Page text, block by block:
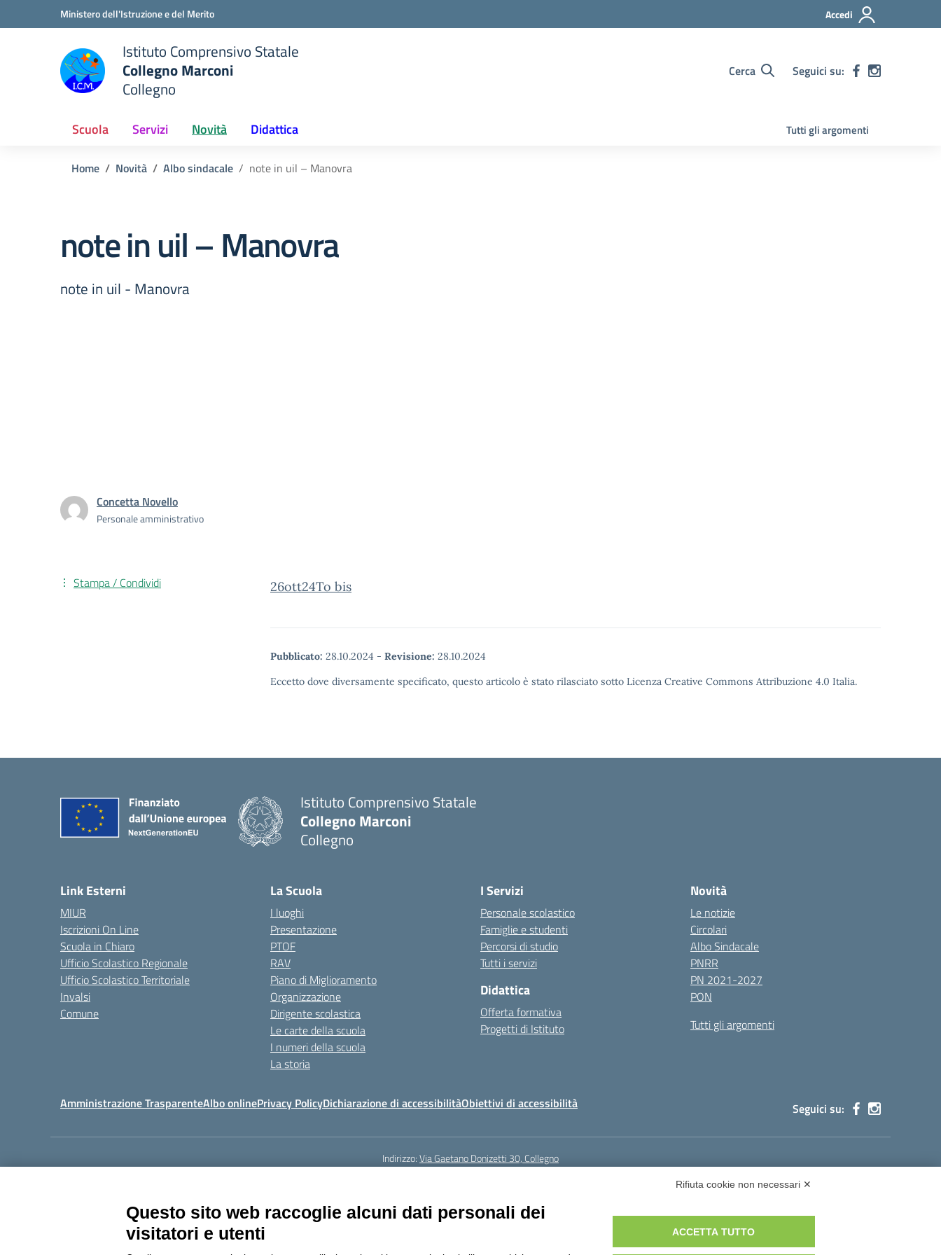
Vai ai contenuti
Vai al menu di navigazioneMinistero dell'Istruzione e del Merito Accedi
Istituto Comprensivo Statale
Collegno Marconi
Collegno
Cerca Seguici su:
Scuola Servizi Novità Didattica Tutti gli argomenti
Home Novità Albo sindacale note in uil – Manovra
note in uil – Manovra
note in uil - Manovra
Concetta Novello
Personale amministrativo
26ott24To bis
Pubblicato: 28.10.2024 - Revisione: 28.10.2024
Eccetto dove diversamente specificato, questo articolo è stato rilasciato sotto Licenza Creative Commons Attribuzione 4.0 Italia.
Stampa / Condividi
Istituto Comprensivo Statale
Collegno Marconi
Collegno
Link Esterni
MIUR
Iscrizioni On Line
Scuola in Chiaro
Ufficio Scolastico Regionale
Ufficio Scolastico Territoriale
Invalsi
Comune
La Scuola
I luoghi
Presentazione
PTOF
RAV
Piano di Miglioramento
Organizzazione
Dirigente scolastica
Le carte della scuola
I numeri della scuola
La storia
I Servizi
Personale scolastico
Famiglie e studenti
Percorsi di studio
Tutti i servizi
Didattica
Offerta formativa
Progetti di Istituto
Novità
Le notizie
Circolari
Albo Sindacale
PNRR
PN 2021-2027
PON
Tutti gli argomenti
Amministrazione TrasparenteAlbo onlinePrivacy PolicyDichiarazione di accessibilitàObiettivi di accessibilità Seguici su:
Indirizzo:Via Gaetano Donizetti 30, Collegno
Codice meccanografico:toic8cg002
Rifiuta cookie non necessari ✕
Questo sito web raccoglie alcuni dati personali dei
visitatori e utenti
ACCETTA TUTTO